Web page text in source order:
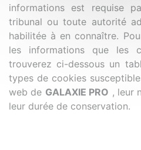
informations est requise
tribunal ou toute autorité
habilitée à en connaître.
les informations que les
trouverez ci-dessous un
types de cookies
web de GALAXIE PRO , leur
leur durée de conservation.